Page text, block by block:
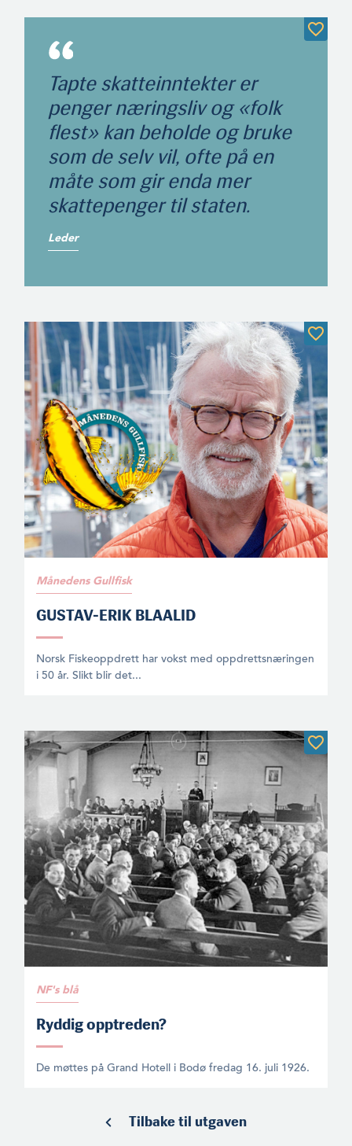
Tapte skatteinntekter er
penger næringsliv og «folk
flest» kan beholde og bruke
som de selv vil, ofte på en
måte som gir enda mer
skattepenger til staten.
Leder
Månedens Gullfisk
GUSTAV-ERIK BLAALID
Norsk Fiskeoppdrett har vokst med oppdrettsnæringen
i 50 år. Slikt blir det...
NF's blå
Ryddig opptreden?
De møttes på Grand Hotell i Bodø fredag 16. juli 1926.
Tilbake til utgaven